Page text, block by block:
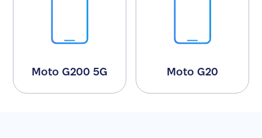
Moto G200 5G Moto G20